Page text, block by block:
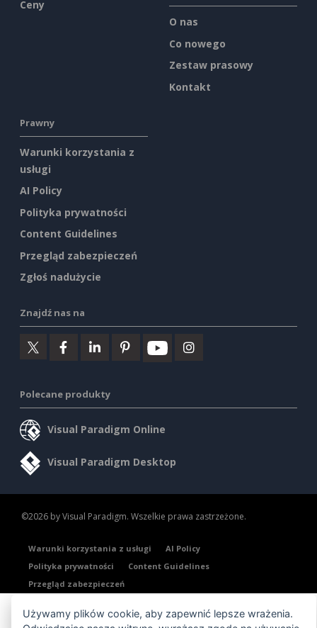
Ceny
O nas
Co nowego
Zestaw prasowy
Kontakt
Prawny
Warunki korzystania z
usługi
AI Policy
Polityka prywatności
Content Guidelines
Przegląd zabezpieczeń
Zgłoś nadużycie
Znajdź nas na
Polecane produkty
Visual Paradigm Online
Visual Paradigm Desktop
©2026 by Visual Paradigm. Wszelkie prawa zastrzeżone.
Warunki korzystania z usługi
AI Policy
Polityka prywatności
Content Guidelines
Przegląd zabezpieczeń
Używamy plików cookie, aby zapewnić lepsze wrażenia.